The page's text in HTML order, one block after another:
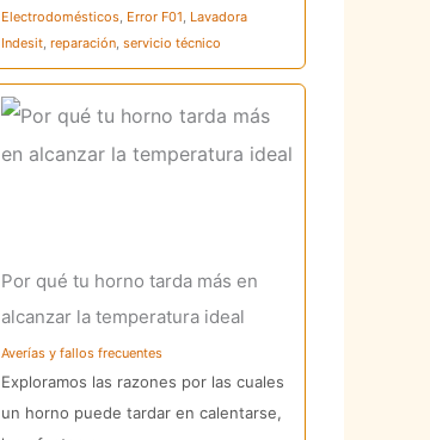
Electrodomésticos, Error F01, Lavadora
Indesit, reparación, servicio técnico
Por qué tu horno tarda más en
alcanzar la temperatura ideal
Averías y fallos frecuentes
Exploramos las razones por las cuales
un horno puede tardar en calentarse,